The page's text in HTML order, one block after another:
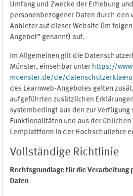
Umfang und Zwecke der Erhebung
personenbezogener Daten durch den
Anbieter auf dieser Website (im
Angebot” genannt) auf.
Im Allgemeinen gilt die
Münster, einsehbar unter https://
muenster.de/de/
des Learnweb-Angebotes gelten
aufgeführten zusätzlichen
systembedingt aus den zur Verfügung
Funktionalitäten und aus der üblichen
Lernplattform in der Hochschullehre
Vollständige Richtlinie
Rechtsgrundlage für die Verarbeitung
Daten